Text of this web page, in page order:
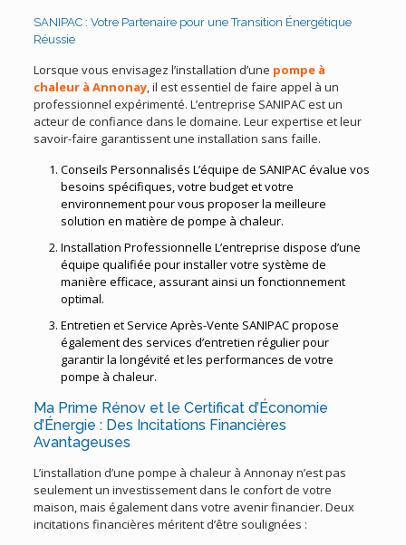
SANIPAC : Votre Partenaire pour une Transition Énergétique
Réussie
Lorsque vous envisagez l’installation d’une pompe à
chaleur à Annonay, il est essentiel de faire appel à un
professionnel expérimenté. L’entreprise SANIPAC est un
acteur de confiance dans le domaine. Leur expertise et leur
savoir-faire garantissent une installation sans faille.
Conseils Personnalisés L’équipe de SANIPAC évalue vos
besoins spécifiques, votre budget et votre
environnement pour vous proposer la meilleure
solution en matière de pompe à chaleur.
Installation Professionnelle L’entreprise dispose d’une
équipe qualifiée pour installer votre système de
manière efficace, assurant ainsi un fonctionnement
optimal.
Entretien et Service Après-Vente SANIPAC propose
également des services d’entretien régulier pour
garantir la longévité et les performances de votre
pompe à chaleur.
Ma Prime Rénov et le Certificat d’Économie
d’Énergie : Des Incitations Financières
Avantageuses
L’installation d’une pompe à chaleur à Annonay n’est pas
seulement un investissement dans le confort de votre
maison, mais également dans votre avenir financier. Deux
incitations financières méritent d’être soulignées :